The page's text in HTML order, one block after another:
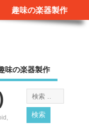
趣味の楽器製作
味の楽器製作
,